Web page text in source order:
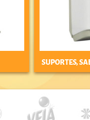
SUPORTES,